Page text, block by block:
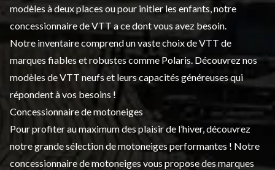
modèles à deux places ou pour initier les enfants, notre
concessionnaire de VTT a ce dont vous avez besoin.
Notre inventaire comprend un vaste choix de VTT de
marques fiables et robustes comme Polaris. Découvrez nos
modèles deVTT neufset leurs capacités généreuses qui
répondent à vos besoins !
Concessionnaire de motoneiges
Pour profiter au maximum des plaisir de l’hiver, découvrez
notre grande sélection de motoneiges performantes ! Notre
concessionnaire de motoneiges vous propose des marques